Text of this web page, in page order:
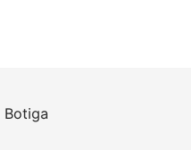
Botiga